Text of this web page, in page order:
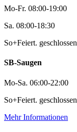
Mo-Fr. 08:00-19:00
Sa. 08:00-18:30
So+Feiert. geschlossen
SB-Saugen
Mo-Sa. 06:00-22:00
So+Feiert. geschlossen
Mehr Informationen